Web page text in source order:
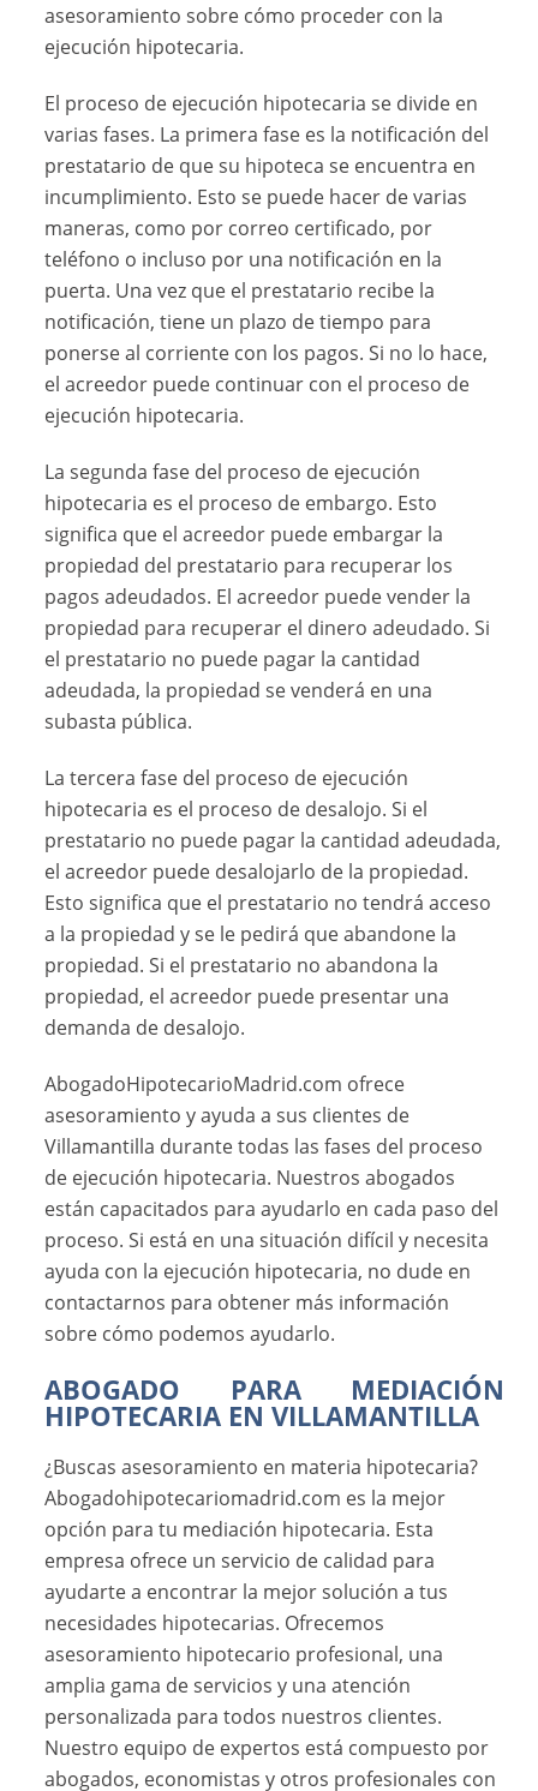
asesoramiento sobre cómo proceder con la
ejecución hipotecaria.
El proceso de ejecución hipotecaria se divide en
varias fases. La primera fase es la notificación del
prestatario de que su hipoteca se encuentra en
incumplimiento. Esto se puede hacer de varias
maneras, como por correo certificado, por
teléfono o incluso por una notificación en la
puerta. Una vez que el prestatario recibe la
notificación, tiene un plazo de tiempo para
ponerse al corriente con los pagos. Si no lo hace,
el acreedor puede continuar con el proceso de
ejecución hipotecaria.
La segunda fase del proceso de ejecución
hipotecaria es el proceso de embargo. Esto
significa que el acreedor puede embargar la
propiedad del prestatario para recuperar los
pagos adeudados. El acreedor puede vender la
propiedad para recuperar el dinero adeudado. Si
el prestatario no puede pagar la cantidad
adeudada, la propiedad se venderá en una
subasta pública.
La tercera fase del proceso de ejecución
hipotecaria es el proceso de desalojo. Si el
prestatario no puede pagar la cantidad adeudada,
el acreedor puede desalojarlo de la propiedad.
Esto significa que el prestatario no tendrá acceso
a la propiedad y se le pedirá que abandone la
propiedad. Si el prestatario no abandona la
propiedad, el acreedor puede presentar una
demanda de desalojo.
AbogadoHipotecarioMadrid.com ofrece
asesoramiento y ayuda a sus clientes de
Villamantilla durante todas las fases del proceso
de ejecución hipotecaria. Nuestros abogados
están capacitados para ayudarlo en cada paso del
proceso. Si está en una situación difícil y necesita
ayuda con la ejecución hipotecaria, no dude en
contactarnos para obtener más información
sobre cómo podemos ayudarlo.
ABOGADO PARA MEDIACIÓN
HIPOTECARIA EN VILLAMANTILLA
¿Buscas asesoramiento en materia hipotecaria?
Abogadohipotecariomadrid.com es la mejor
opción para tu mediación hipotecaria. Esta
empresa ofrece un servicio de calidad para
ayudarte a encontrar la mejor solución a tus
necesidades hipotecarias. Ofrecemos
asesoramiento hipotecario profesional, una
amplia gama de servicios y una atención
personalizada para todos nuestros clientes.
Nuestro equipo de expertos está compuesto por
abogados, economistas y otros profesionales con